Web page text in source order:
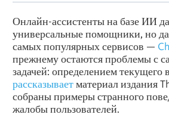
Онлайн-ассистенты на базе ИИ
универсальные помощники, но
самых популярных сервисов —
прежнему остаются проблемы с
задачей: определением
рассказываетматериал издания
собраны примеры странного
жалобы пользователей.